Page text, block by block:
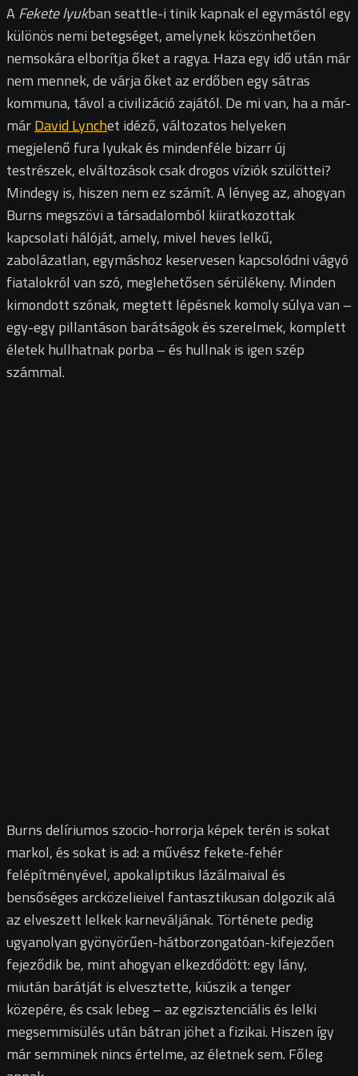
AFekete lyukban seattle-i tinik kapnak el egymástól egy
különös nemi betegséget, amelynek köszönhetően
nemsokára elborítja őket a ragya. Haza egy idő után már
nem mennek, de várja őket az erdőben egy sátras
kommuna, távol a civilizáció zajától. De mi van, ha a már-
márDavid Lynchet idéző, változatos helyeken
megjelenő fura lyukak és mindenféle bizarr új
testrészek, elváltozások csak drogos víziók szülöttei?
Mindegy is, hiszen nem ez számít. A lényeg az, ahogyan
Burns megszövi a társadalomból kiiratkozottak
kapcsolati hálóját, amely, mivel heves lelkű,
zabolázatlan, egymáshoz keservesen kapcsolódni vágyó
fiatalokról van szó, meglehetősen sérülékeny. Minden
kimondott szónak, megtett lépésnek komoly súlya van –
egy-egy pillantáson barátságok és szerelmek, komplett
életek hullhatnak porba – és hullnak is igen szép
számmal.
Burns delíriumos szocio-horrorja képek terén is sokat
markol, és sokat is ad: a művész fekete-fehér
felépítményével, apokaliptikus lázálmaival és
bensőséges arcközelieivel fantasztikusan dolgozik alá
az elveszett lelkek karneváljának. Története pedig
ugyanolyan gyönyörűen-hátborzongatóan-kifejezően
fejeződik be, mint ahogyan elkezdődött: egy lány,
miután barátját is elvesztette, kiúszik a tenger
közepére, és csak lebeg – az egzisztenciális és lelki
megsemmisülés után bátran jöhet a fizikai. Hiszen így
már semminek nincs értelme, az életnek sem. Főleg